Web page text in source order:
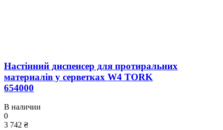
Настінний диспенсер для протиральних
материалів у серветках W4 TORK
654000
В наличии
0
3 742 ₴